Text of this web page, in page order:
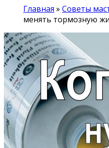
Главная » Советы
менять тормозную